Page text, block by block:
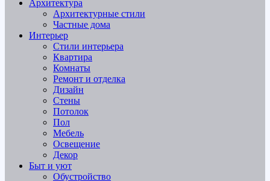
Архитектура
Архитектурные стили
Частные дома
Интерьер
Стили интерьера
Квартира
Комнаты
Ремонт и отделка
Дизайн
Стены
Потолок
Пол
Мебель
Освещение
Декор
Быт и уют
Обустройство